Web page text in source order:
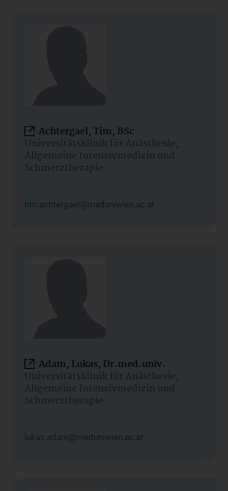
Achtergael, Tim, BSc
Universitätsklinik für Anästhesie,
Allgemeine Intensivmedizin und
Schmerztherapie
tim.achtergael@meduniwien.ac.at
Adam, Lukas, Dr.med.univ.
Universitätsklinik für Anästhesie,
Allgemeine Intensivmedizin und
Schmerztherapie
lukas.adam@meduniwien.ac.at